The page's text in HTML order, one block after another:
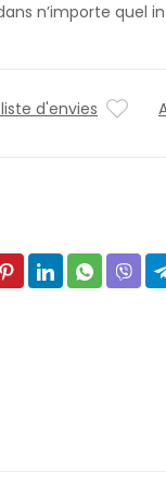
n’importe quel
d'envies